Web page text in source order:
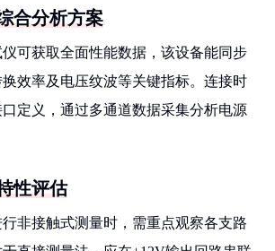
合分析方案
可获取全面性能数据，该设备能同步
效率及电压纹波等关键指标。连接时
定义，通过多通道数据采集分析电源
性评估
非接触式测量时，需重点观察各支路